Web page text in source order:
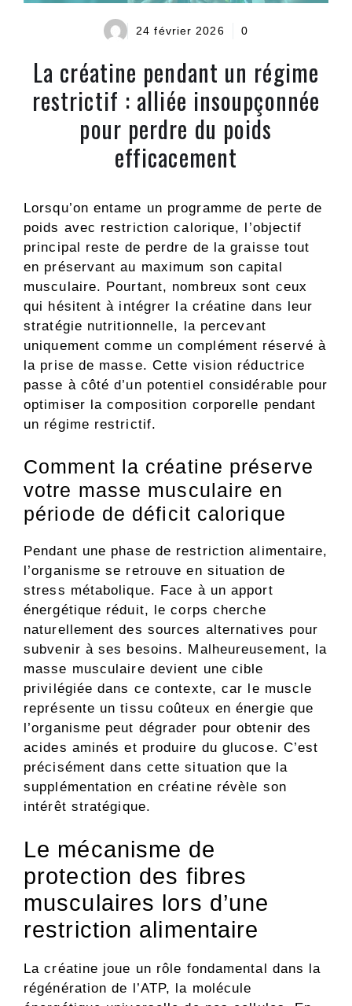
24 février 2026 0
La créatine pendant un régime
restrictif : alliée insoupçonnée
pour perdre du poids
efficacement
Lorsqu’on entame un programme de perte de
poids avec restriction calorique, l’objectif
principal reste de perdre de la graisse tout
en préservant au maximum son capital
musculaire. Pourtant, nombreux sont ceux
qui hésitent à intégrer la créatine dans leur
stratégie nutritionnelle, la percevant
uniquement comme un complément réservé à
la prise de masse. Cette vision réductrice
passe à côté d’un potentiel considérable pour
optimiser la composition corporelle pendant
un régime restrictif.
Comment la créatine préserve
votre masse musculaire en
période de déficit calorique
Pendant une phase de restriction alimentaire,
l’organisme se retrouve en situation de
stress métabolique. Face à un apport
énergétique réduit, le corps cherche
naturellement des sources alternatives pour
subvenir à ses besoins. Malheureusement, la
masse musculaire devient une cible
privilégiée dans ce contexte, car le muscle
représente un tissu coûteux en énergie que
l’organisme peut dégrader pour obtenir des
acides aminés et produire du glucose. C’est
précisément dans cette situation que la
supplémentation en créatine révèle son
intérêt stratégique.
Le mécanisme de
protection des fibres
musculaires lors d’une
restriction alimentaire
La créatine joue un rôle fondamental dans la
régénération de l’ATP, la molécule